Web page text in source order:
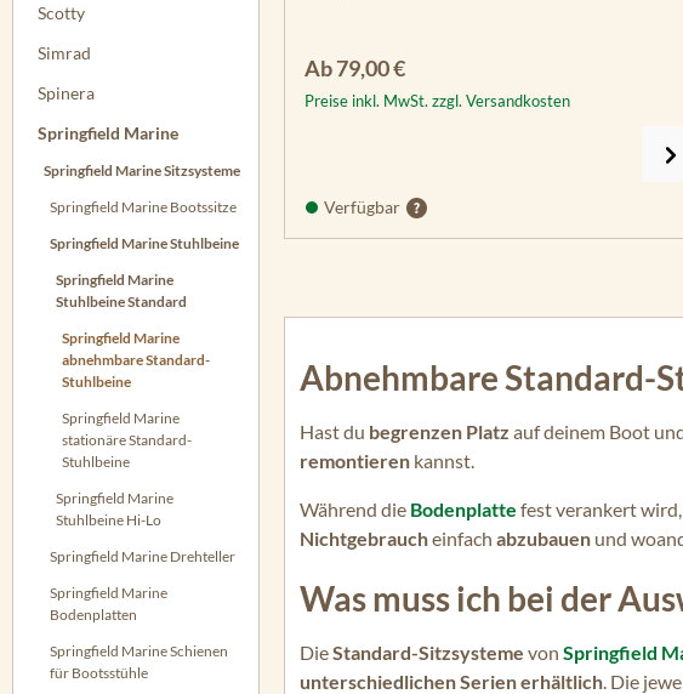
Scotty
Simrad
Spinera
Springfield Marine
Springfield Marine Sitzsysteme
Springfield Marine Bootssitze
Springfield Marine Stuhlbeine
Springfield Marine
Stuhlbeine Standard
Springfield Marine
abnehmbare Standard-
Stuhlbeine
Springfield Marine
stationäre Standard-
Stuhlbeine
Springfield Marine
Stuhlbeine Hi-Lo
Springfield Marine Drehteller
Springfield Marine
Bodenplatten
Springfield Marine Schienen
für Bootsstühle
Regulärer Preis:
Ab79,00 €
Preise inkl. MwSt. zzgl. Versandkosten
Verfügbar
Abnehmbare Standard-
Hast du begrenzen Platz auf deinem Boot
remontieren kannst.
Während die Bodenplatte fest verankert
Nichtgebraucheinfach abzubauen und
Was muss ich bei der
DieStandard-Sitzsysteme von Springfield
unterschiedlichen Serien erhältlich. Die